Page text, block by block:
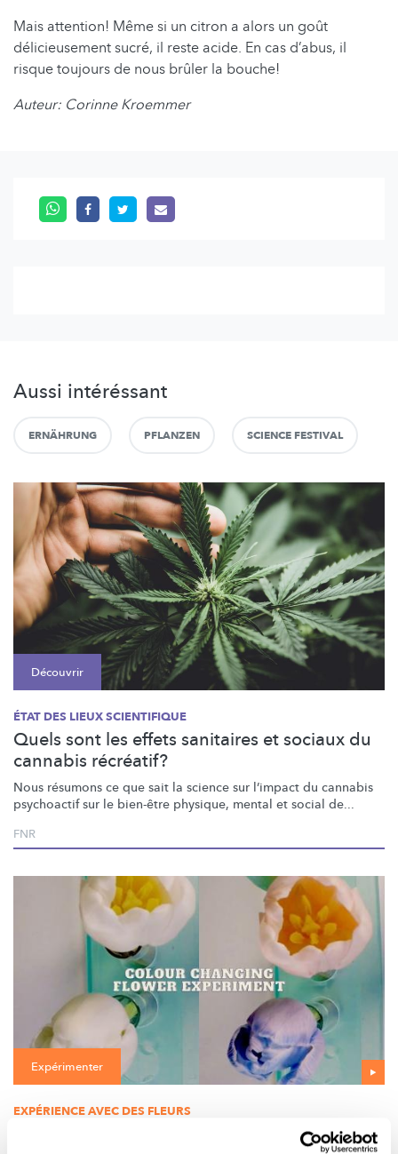
Mais attention! Même si un citron a alors un goût
délicieusement sucré, il reste acide. En cas d’abus, il
risque toujours de nous brûler la bouche!
Auteur: Corinne Kroemmer
Aussi intéréssant
ERNÄHRUNG PFLANZEN SCIENCE FESTIVAL
Découvrir
ÉTAT DES LIEUX SCIENTIFIQUE
Quels sont les effets sanitaires et sociaux du
cannabis récréatif?
Nous résumons ce que sait la science sur l’impact du cannabis
psychoactif sur le bien-être physique, mental et social de...
FNR
Expérimenter
EXPÉRIENCE AVEC DES FLEURS
Transformez des tulipes blanches en tulipes